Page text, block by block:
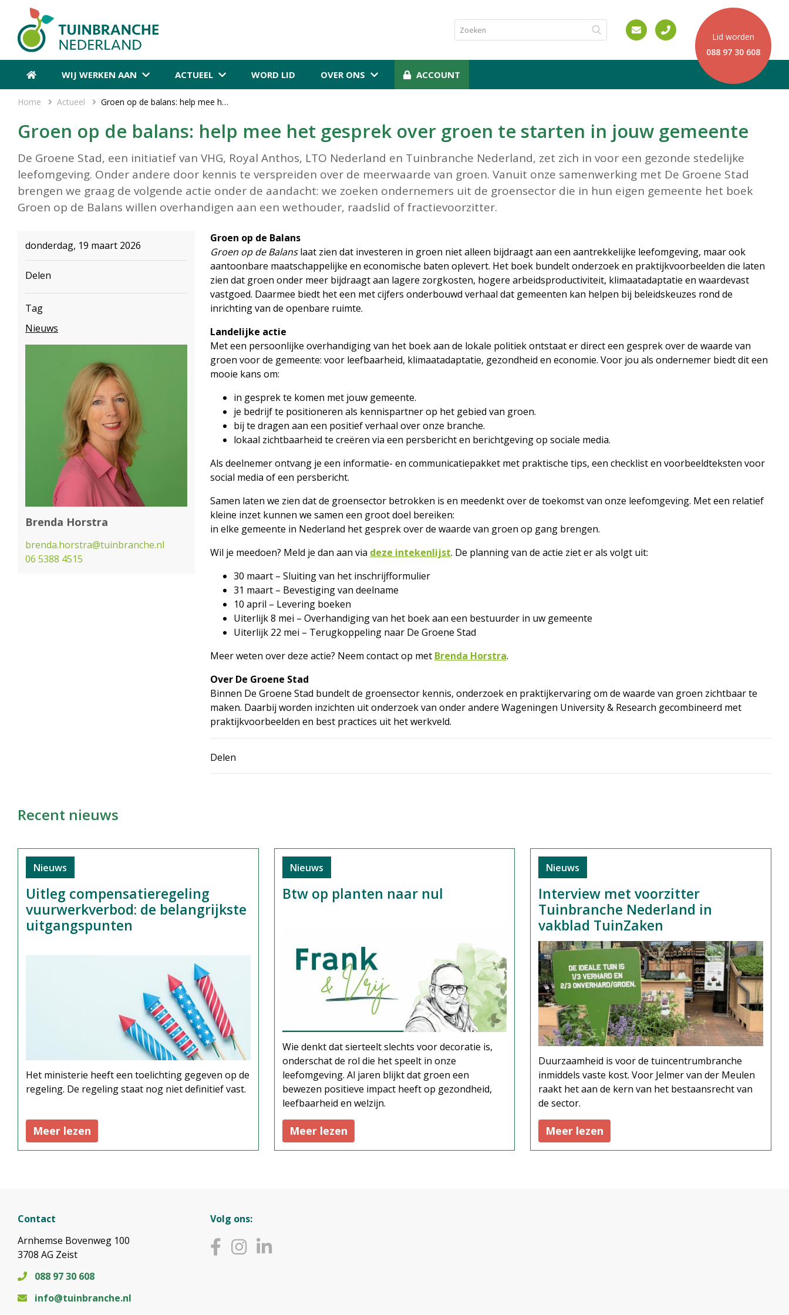
Lid worden
088 97 30 608
WIJ WERKEN AAN ACTUEEL WORD LID OVER ONS ACCOUNT
Home Actueel Groen op de balans: help mee het gesprek over groen te starten in jouw gemeente
Groen op de balans: help mee het gesprek over groen te starten in jouw gemeente
De Groene Stad, een initiatief van VHG, Royal Anthos, LTO Nederland en Tuinbranche Nederland, zet zich in voor een gezonde stedelijke
leefomgeving. Onder andere door kennis te verspreiden over de meerwaarde van groen. Vanuit onze samenwerking met De Groene Stad
brengen we graag de volgende actie onder de aandacht: we zoeken ondernemers uit de groensector die in hun eigen gemeente het boek
Groen op de Balans willen overhandigen aan een wethouder, raadslid of fractievoorzitter.
Groen op de Balans
Groen op de Balanslaat zien dat investeren in groen niet alleen bijdraagt aan een aantrekkelijke leefomgeving, maar ook
aantoonbare maatschappelijke en economische baten oplevert. Het boek bundelt onderzoek en praktijkvoorbeelden die laten
zien dat groen onder meer bijdraagt aan lagere zorgkosten, hogere arbeidsproductiviteit, klimaatadaptatie en waardevast
vastgoed. Daarmee biedt het een met cijfers onderbouwd verhaal dat gemeenten kan helpen bij beleidskeuzes rond de
inrichting van de openbare ruimte.
Landelijke actie
Met een persoonlijke overhandiging van het boek aan de lokale politiek ontstaat er direct een gesprek over de waarde van
groen voor de gemeente: voor leefbaarheid, klimaatadaptatie, gezondheid en economie. Voor jou als ondernemer biedt dit een
mooie kans om:
in gesprek te komen met jouw gemeente.
je bedrijf te positioneren als kennispartner op het gebied van groen.
bij te dragen aan een positief verhaal over onze branche.
lokaal zichtbaarheid te creëren via een persbericht en berichtgeving op sociale media.
Als deelnemer ontvang je een informatie- en communicatiepakket met praktische tips, een checklist en voorbeeldteksten voor
social media of een persbericht.
Samen laten we zien dat de groensector betrokken is en meedenkt over de toekomst van onze leefomgeving. Met een relatief
kleine inzet kunnen we samen een groot doel bereiken:
in elke gemeente in Nederland het gesprek over de waarde van groen op gang brengen.
Wil je meedoen? Meld je dan aan via deze intekenlijst. De planning van de actie ziet er als volgt uit:
30 maart – Sluiting van het inschrijfformulier
31 maart – Bevestiging van deelname
10 april – Levering boeken
Uiterlijk 8 mei – Overhandiging van het boek aan een bestuurder in uw gemeente
Uiterlijk 22 mei – Terugkoppeling naar De Groene Stad
Meer weten over deze actie? Neem contact op met Brenda Horstra.
Over De Groene Stad
Binnen De Groene Stad bundelt de groensector kennis, onderzoek en praktijkervaring om de waarde van groen zichtbaar te
maken. Daarbij worden inzichten uit onderzoek van onder andere Wageningen University & Research gecombineerd met
praktijkvoorbeelden en best practices uit het werkveld.
Delen
donderdag, 19 maart 2026
Delen
Tag
Nieuws
Brenda Horstra
brenda.horstra@tuinbranche.nl
06 5388 4515
Recent nieuws
Nieuws
Uitleg compensatieregeling
vuurwerkverbod: de belangrijkste
uitgangspunten
Het ministerie heeft een toelichting gegeven op de
regeling. De regeling staat nog niet definitief vast.
Meer lezen
Nieuws
Btw op planten naar nul
Wie denkt dat sierteelt slechts voor decoratie is,
onderschat de rol die het speelt in onze
leefomgeving. Al jaren blijkt dat groen een
bewezen positieve impact heeft op gezondheid,
leefbaarheid en welzijn.
Meer lezen
Nieuws
Interview met voorzitter
Tuinbranche Nederland in
vakblad TuinZaken
Duurzaamheid is voor de tuincentrumbranche
inmiddels vaste kost. Voor Jelmer van der Meulen
raakt het aan de kern van het bestaansrecht van
de sector.
Meer lezen
Contact
Arnhemse Bovenweg 100
3708 AG Zeist
088 97 30 608
info@tuinbranche.nl
Volg ons: